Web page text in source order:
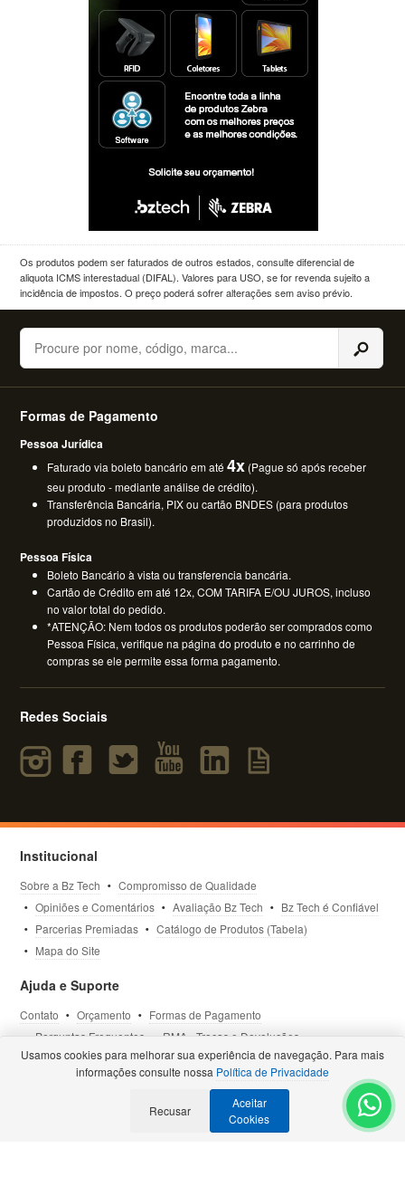
Os produtos podem ser faturados de outros estados, consulte diferencial de
aliquota ICMS interestadual (DIFAL). Valores para USO, se for revenda sujeito a
incidência de impostos. O preço poderá sofrer alterações sem aviso prévio.
Buscar
Formas de Pagamento
Pessoa Jurídica
Faturado via boleto bancário em até4x (Pague só após receber
seu produto - mediante análise de crédito).
Transferência Bancária, PIX ou cartão BNDES (para produtos
produzidos no Brasil).
Pessoa Física
Boleto Bancário à vista ou transferencia bancária.
Cartão de Crédito em até 12x, COM TARIFA E/OU JUROS, incluso
no valor total do pedido.
*ATENÇÃO: Nem todos os produtos poderão ser comprados como
Pessoa Física, verifique na página do produto e no carrinho de
compras se ele permite essa forma pagamento.
Redes Sociais
Institucional
Sobre a Bz Tech
Compromisso de Qualidade
Opiniões e Comentários
Avaliação Bz Tech
Bz Tech é Confiável
Parcerias Premiadas
Catálogo de Produtos (Tabela)
Mapa do Site
Ajuda e Suporte
Contato Orçamento
Formas de Pagamento
Perguntas Frequentes
RMA - Trocas e Devoluções
Política de Privacidade
Termos de Uso Site Seguro
Selos e Certificações- Veja todas as Parcerias Premiadas
Usamos cookies para melhorar sua experiência de navegação. Para mais
informações consulte nossa Política de Privacidade
Recusar
Aceitar
Cookies